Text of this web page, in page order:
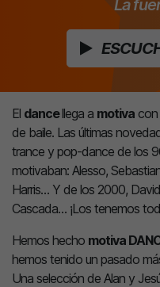
La
El dancellega a motiva con
de baile. Las últimas
trance y pop-dance de los
motivaban: Alesso,
Harris… Y de los 2000,
Cascada… ¡Los tenemos
Hemos hecho motiva
hemos tenido un pasado
Una selección de Alan y